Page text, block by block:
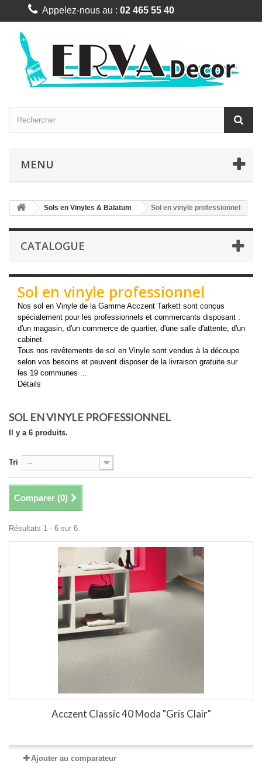
Appelez-nous au :02 465 55 40
MENU
Sols en Vinyles & Balatum Sol en vinyle professionnel
CATALOGUE
Sol en vinyle professionnel
Nos sol en Vinyle de la Gamme Acczent Tarkett sont conçus
spécialement pour les professionnels et commercants disposant :
d'un magasin, d'un commerce de quartier, d'une salle d'attente, d'un
cabinet.
Tous nos revêtements de sol en Vinyle sont vendus à la découpe
selon vos besoins et peuvent disposer de la livraison gratuite sur
les 19 communes ...
Détails
SOL EN VINYLE PROFESSIONNEL
Il y a 6 produits.
Tri --
Comparer (0)
Résultats 1 - 6 sur 6.
Acczent Classic 40 Moda "Gris Clair"
Ajouter au comparateur